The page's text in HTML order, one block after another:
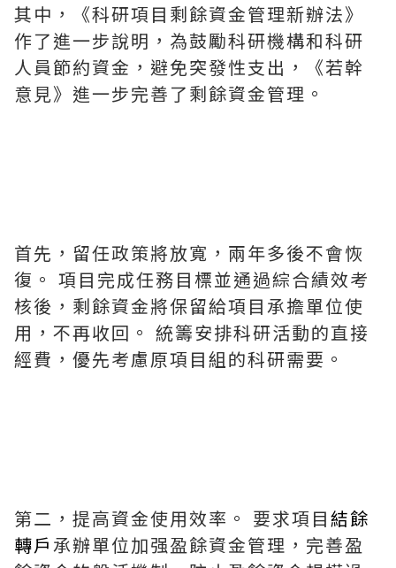
其中，《科研項目剩餘資金管理新辦法》
作了進一步說明，為鼓勵科研機構和科研
人員節約資金，避免突發性支出，《若幹
意見》進一步完善了剩餘資金管理。
首先，留任政策將放寬，兩年多後不會恢
復。 項目完成任務目標並通過綜合績效考
核後，剩餘資金將保留給項目承擔單位使
用，不再收回。 統籌安排科研活動的直接
經費，優先考慮原項目組的科研需要。
第二，提高資金使用效率。 要求項目結餘
轉戶承辦單位加强盈餘資金管理，完善盈